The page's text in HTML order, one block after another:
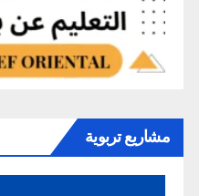
مشاريع تربوية